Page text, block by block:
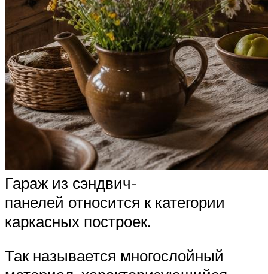
Гараж из сэндвич-
панелей относится к категории
каркасных построек.
Так называется многослойный